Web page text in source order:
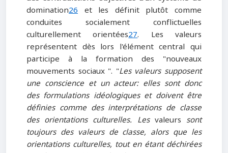
domination26 et les définit plutôt comme
conduites socialement conflictuelles
culturellement orientées27. Les valeurs
représentent dès lors l'élément central qui
participe à la formation des "nouveaux
mouvements sociaux ". "Les valeurs supposent
une conscience et un acteur: elles sont donc
des formulations idéologiques et doivent être
définies comme des interprétations de classe
des orientations culturelles. Les valeurs sont
toujours des valeurs de classe, alors que les
orientations culturelles, tout en étant déchirées